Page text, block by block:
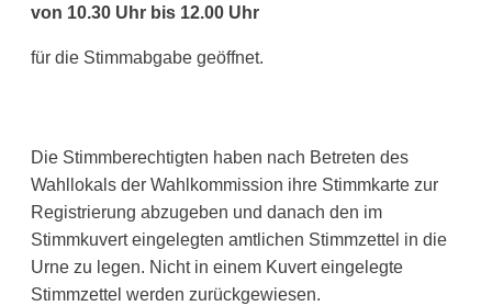
von 10.30 Uhr bis 12.00 Uhr
für die Stimmabgabe geöffnet.
Die Stimmberechtigten haben nach Betreten des
Wahllokals der Wahlkommission ihre Stimmkarte zur
Registrierung abzugeben und danach den im
Stimmkuvert eingelegten amtlichen Stimmzettel in die
Urne zu legen. Nicht in einem Kuvert eingelegte
Stimmzettel werden zurückgewiesen.